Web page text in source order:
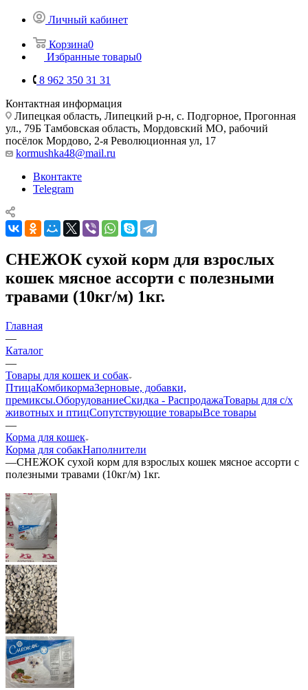
Личный кабинет
Корзина0
Избранные товары0
8 962 350 31 31
Контактная информация
Липецкая область, Липецкий р-н, с. Подгорное, Прогонная
ул., 79Б Тамбовская область, Мордовский МО, рабочий
посёлок Мордово, 2-я Революционная ул, 17
kormushka48@mail.ru
Вконтакте
Telegram
СНЕЖОК сухой корм для взрослых
кошек мясное ассорти с полезными
травами (10кг/м) 1кг.
Главная
—
Каталог
—
Товары для кошек и собак
ПтицаКомбикормаЗерновые, добавки,
премиксы.ОборудованиеСкидка - РаспродажаТовары для с/х
животных и птицСопутствующие товарыВсе товары
—
Корма для кошек
Корма для собакНаполнители
—СНЕЖОК сухой корм для взрослых кошек мясное ассорти с
полезными травами (10кг/м) 1кг.